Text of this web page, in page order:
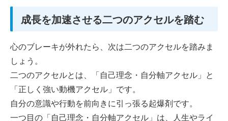
成長を加速させる二つのアクセルを踏む
心のブレーキが外れたら、次は二つのアクセルを踏みま
しょう。
二つのアクセルとは、「自己理念・自分軸アクセル」と
「正しく強い動機アクセル」です。
自分の意識や行動を前向きに引っ張る起爆剤です。
一つ目の「自己理念・自分軸アクセル」は、人生やライ